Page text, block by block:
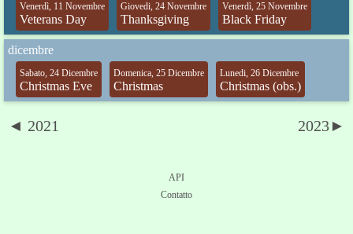
Venerdì, 11 Novembre
Veterans Day
Giovedi, 24 Novembre
Thanksgiving
Venerdì, 25 Novembre
Black Friday
dicembre
Sabato, 24 Dicembre
Christmas Eve
Domenica, 25 Dicembre
Christmas
Lunedi, 26 Dicembre
Christmas (obs.)
◄ 2021 2023►
API
Contatto